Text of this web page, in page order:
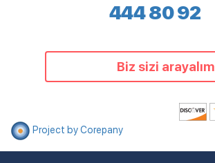
444 80 92
Biz sizi arayalım
Project by Corepany